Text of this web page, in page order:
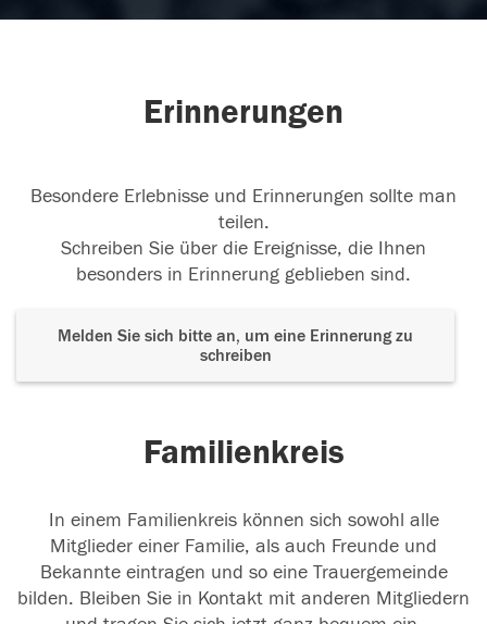
Erinnerungen
Besondere Erlebnisse und Erinnerungen sollte man
teilen.
Schreiben Sie über die Ereignisse, die Ihnen
besonders in Erinnerung geblieben sind.
Melden Sie sich bitte an, um eine Erinnerung zu
schreiben
Familienkreis
In einem Familienkreis können sich sowohl alle
Mitglieder einer Familie, als auch Freunde und
Bekannte eintragen und so eine Trauergemeinde
bilden. Bleiben Sie in Kontakt mit anderen Mitgliedern